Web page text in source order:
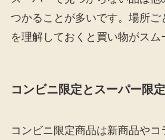
つかることが多いです。場所ご
を理解しておくと買い物がスム
コンビニ限定とスーパー限
コンビニ限定商品は新商品やコ